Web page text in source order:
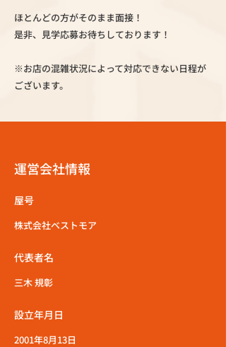
ほとんどの方がそのまま面接！
是非、見学応募お待ちしております！
※お店の混雑状況によって対応できない日程が
ございます。
運営会社情報
屋号
株式会社ベストモア
代表者名
三木 規彰
設立年月日
2001年8月13日